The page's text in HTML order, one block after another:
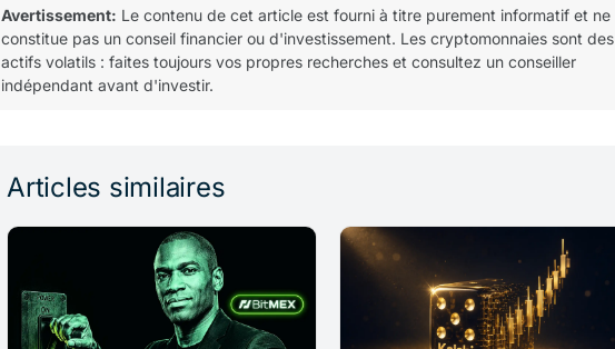
Avertissement: Le contenu de cet article est fourni à titre purement informatif et ne
constitue pas un conseil financier ou d'investissement. Les cryptomonnaies sont des
actifs volatils : faites toujours vos propres recherches et consultez un conseiller
indépendant avant d'investir.
Articles similaires